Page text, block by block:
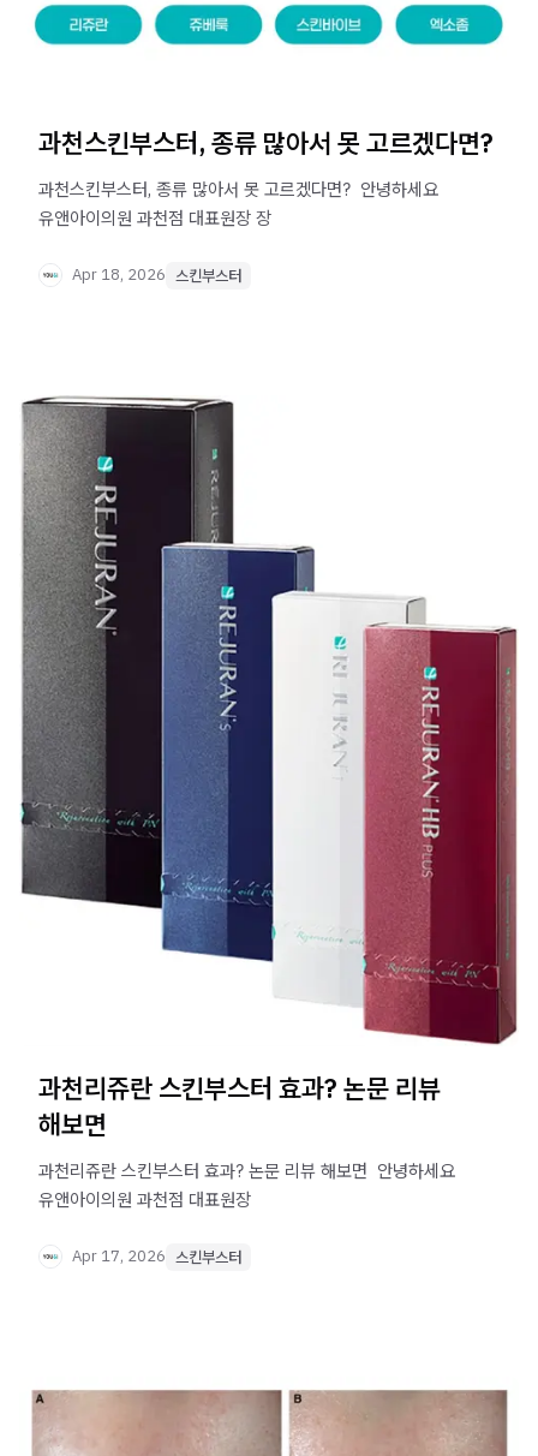
과천스킨부스터, 종류 많아서 못 고르겠다면?
과천스킨부스터, 종류 많아서 못 고르겠다면? ​ 안녕하세요
유앤아이의원 과천점 대표원장 장
Apr 18, 2026 스킨부스터
과천리쥬란 스킨부스터 효과? 논문 리뷰
해보면
과천리쥬란 스킨부스터 효과? 논문 리뷰 해보면 ​ 안녕하세요
유앤아이의원 과천점 대표원장
Apr 17, 2026 스킨부스터